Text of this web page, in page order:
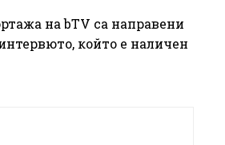
на bTV са направени
който е наличен